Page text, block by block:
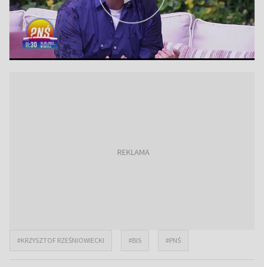
#KRZYSZTOF RZEŚNIOWIECKI #BIS #PNŚ